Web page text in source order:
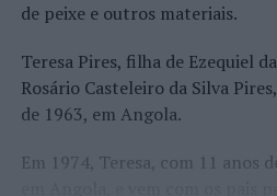
de peixe e outros materiais.
Teresa Pires, filha de Ezequiel
Rosário Casteleiro da Silva
de 1963, em Angola.
Em 1974, Teresa, com 11 anos